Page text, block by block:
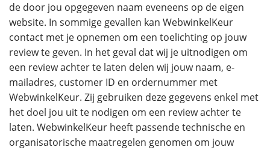
de door jou opgegeven naam eveneens op de eigen
website. In sommige gevallen kan WebwinkelKeur
contact met je opnemen om een toelichting op jouw
review te geven. In het geval dat wij je uitnodigen om
een review achter te laten delen wij jouw naam, e-
mailadres, customer ID en ordernummer met
WebwinkelKeur. Zij gebruiken deze gegevens enkel met
het doel jou uit te nodigen om een review achter te
laten. WebwinkelKeur heeft passende technische en
organisatorische maatregelen genomen om jouw